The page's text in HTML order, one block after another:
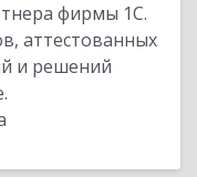
фирмы 1С.
аттестованных
и решений